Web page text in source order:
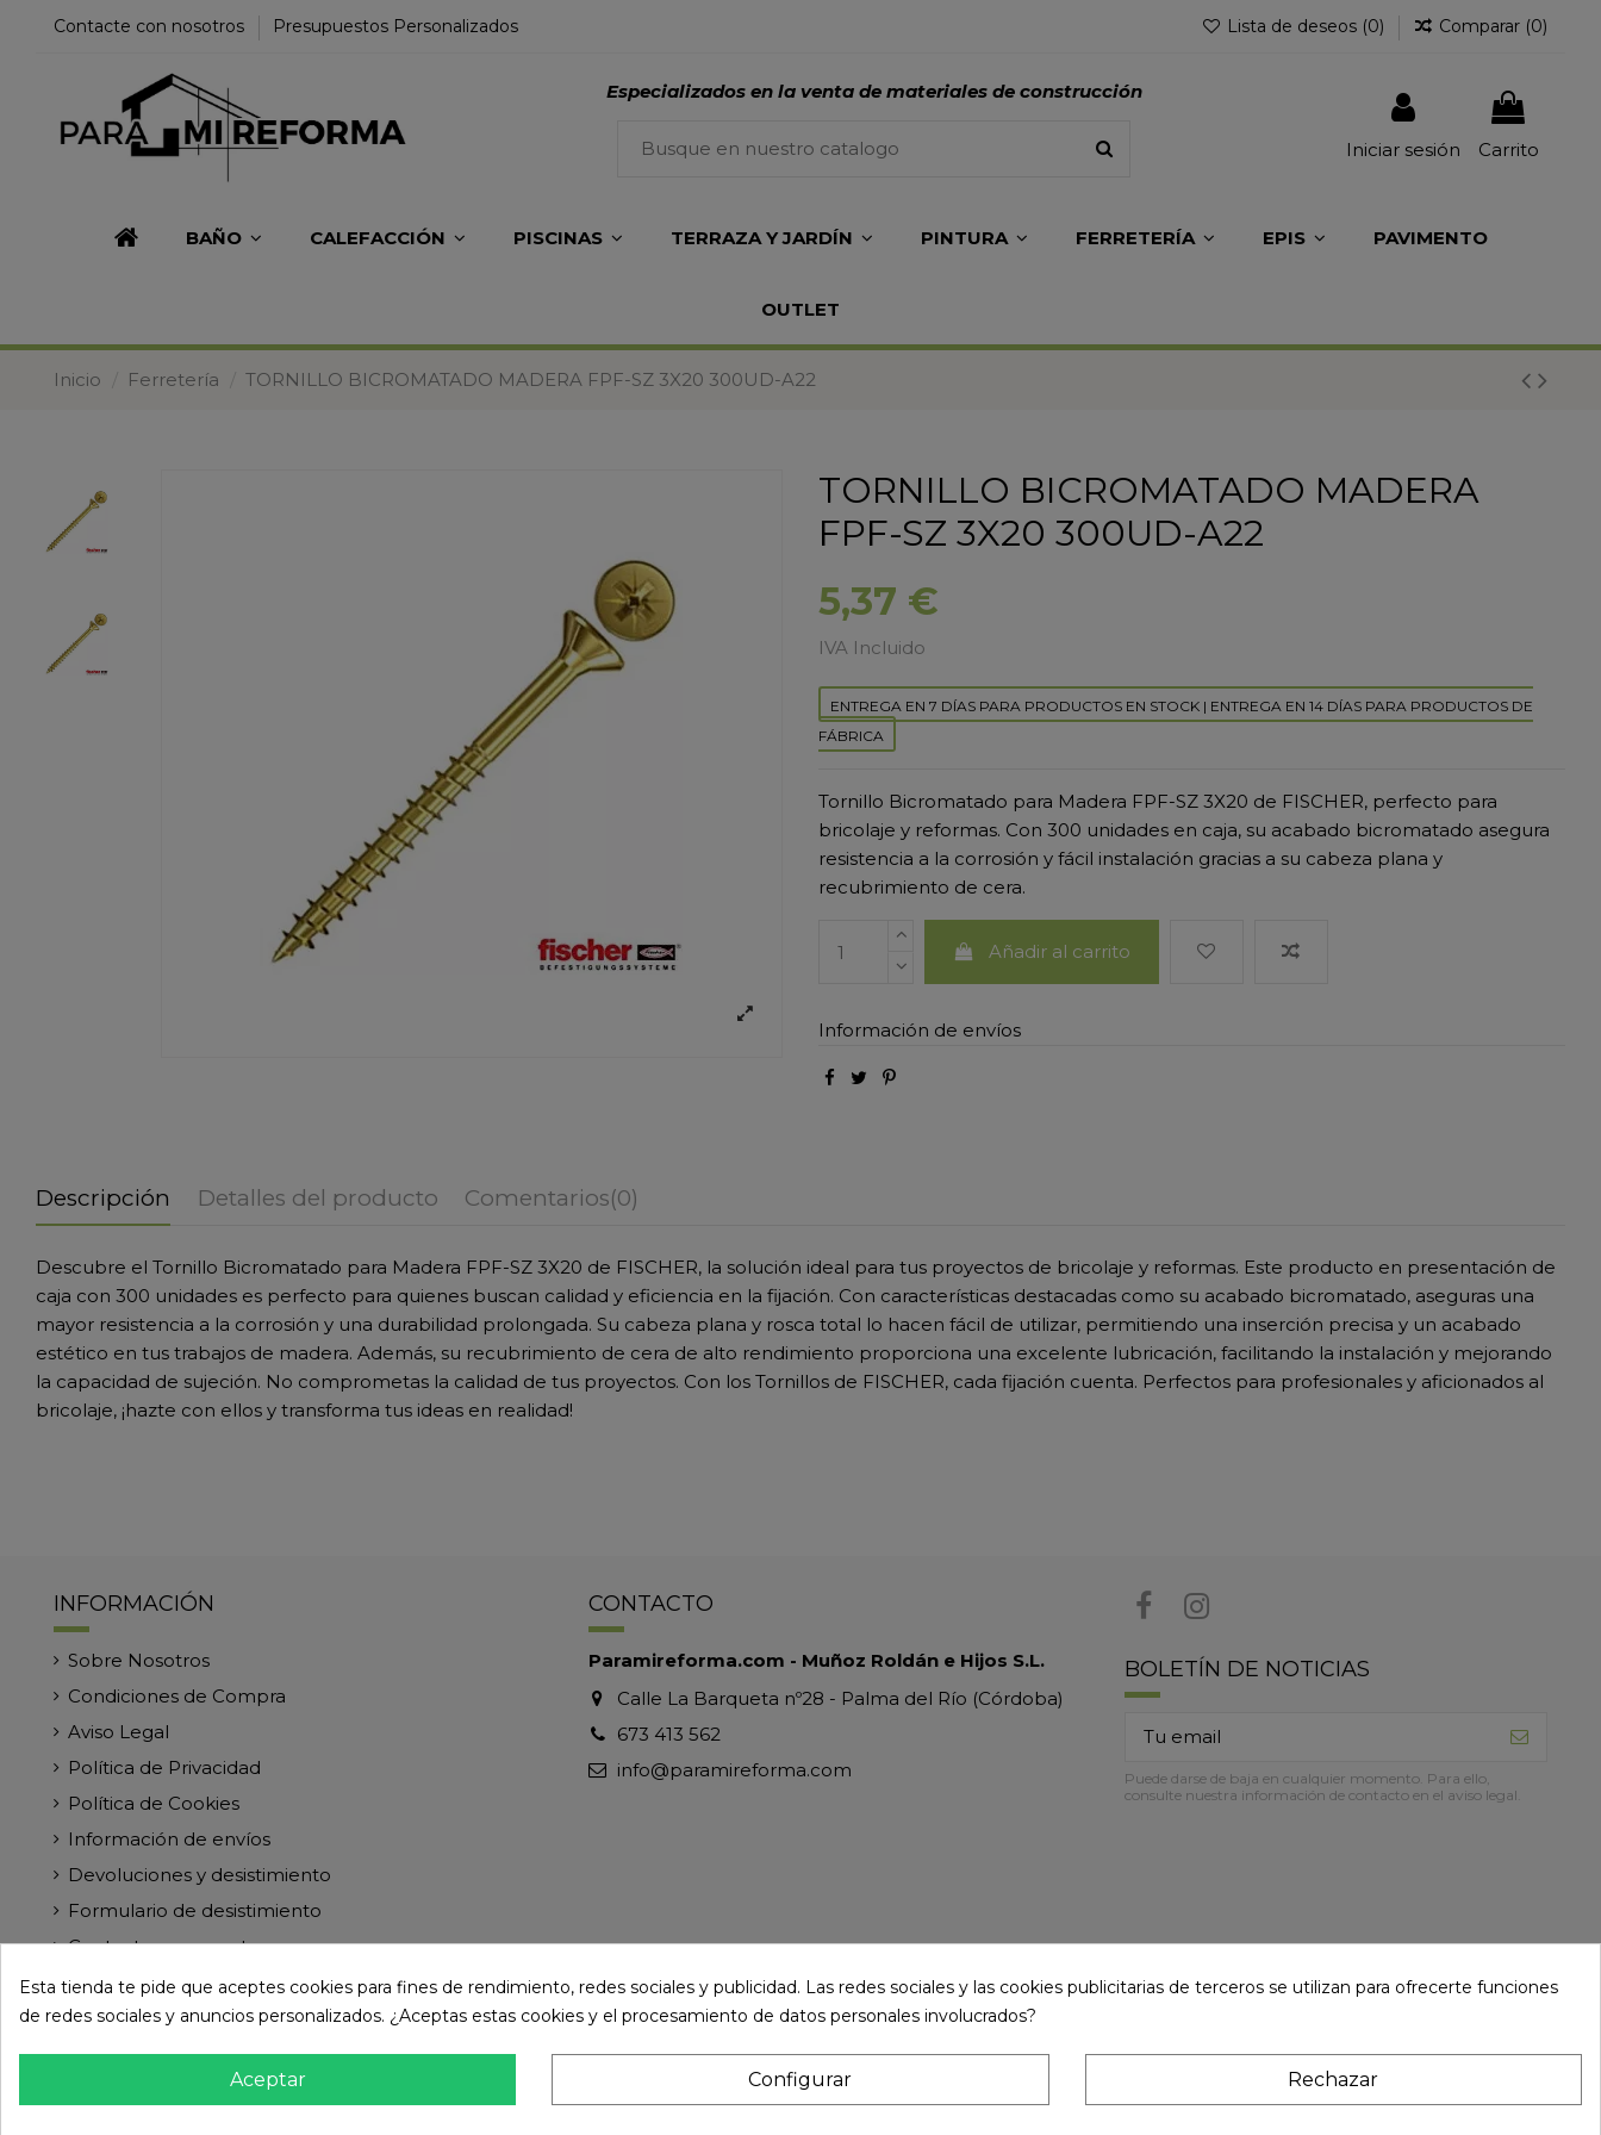
Contacte con nosotros Presupuestos Personalizados Lista de deseos (0) Comparar (0)
Especializados en la venta de materiales de construcción
Iniciar sesión Carrito
BAÑO CALEFACCIÓN PISCINAS TERRAZA Y JARDÍN PINTURA FERRETERÍA EPIS PAVIMENTO
OUTLET
Inicio Ferretería TORNILLO BICROMATADO MADERA FPF-SZ 3X20 300UD-A22
TORNILLO BICROMATADO MADERA
FPF-SZ 3X20 300UD-A22
5,37 €
IVA Incluido
ENTREGA EN 7 DÍAS PARA PRODUCTOS EN STOCK | ENTREGA EN 14 DÍAS PARA PRODUCTOS DE
FÁBRICA
Tornillo Bicromatado para Madera FPF-SZ 3X20 de FISCHER, perfecto para
bricolaje y reformas. Con 300 unidades en caja, su acabado bicromatado asegura
resistencia a la corrosión y fácil instalación gracias a su cabeza plana y
recubrimiento de cera.
Añadir al carrito
Información de envíos
Descripción Detalles del producto Comentarios(0)
Descubre el Tornillo Bicromatado para Madera FPF-SZ 3X20 de FISCHER, la solución ideal para tus proyectos de bricolaje y reformas. Este producto en presentación de
caja con 300 unidades es perfecto para quienes buscan calidad y eficiencia en la fijación. Con características destacadas como su acabado bicromatado, aseguras una
mayor resistencia a la corrosión y una durabilidad prolongada. Su cabeza plana y rosca total lo hacen fácil de utilizar, permitiendo una inserción precisa y un acabado
estético en tus trabajos de madera. Además, su recubrimiento de cera de alto rendimiento proporciona una excelente lubricación, facilitando la instalación y mejorando
la capacidad de sujeción. No comprometas la calidad de tus proyectos. Con los Tornillos de FISCHER, cada fijación cuenta. Perfectos para profesionales y aficionados al
bricolaje, ¡hazte con ellos y transforma tus ideas en realidad!
INFORMACIÓN
Sobre Nosotros
Condiciones de Compra
Aviso Legal
Política de Privacidad
Política de Cookies
Información de envíos
Devoluciones y desistimiento
Formulario de desistimiento
Contacte con nosotros
CONTACTO
Paramireforma.com - Muñoz Roldán e Hijos S.L.
Calle La Barqueta nº28 - Palma del Río (Córdoba)
673 413 562
info@paramireforma.com
BOLETÍN DE NOTICIAS
Puede darse de baja en cualquier momento. Para ello,
consulte nuestra información de contacto en el aviso legal.
Esta tienda te pide que aceptes cookies para fines de rendimiento, redes sociales y publicidad. Las redes sociales y las cookies publicitarias de terceros se utilizan para ofrecerte funciones
de redes sociales y anuncios personalizados. ¿Aceptas estas cookies y el procesamiento de datos personales involucrados?
Aceptar Configurar Rechazar